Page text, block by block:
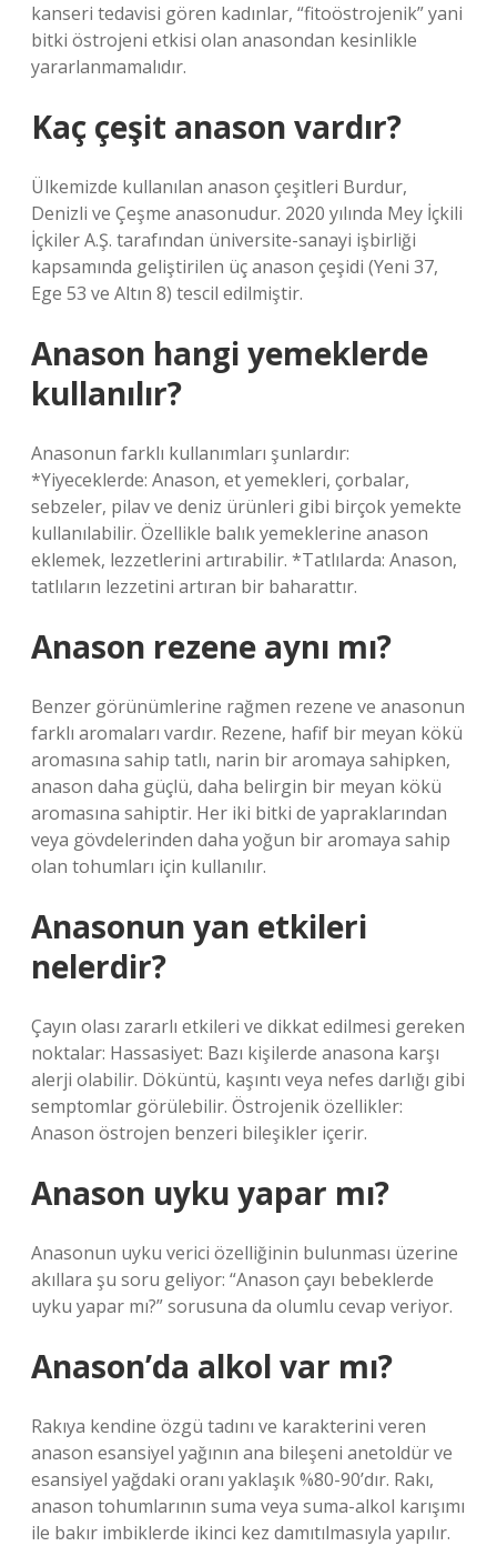
kanseri tedavisi gören kadınlar, “fitoöstrojenik” yani
bitki östrojeni etkisi olan anasondan kesinlikle
yararlanmamalıdır.
Kaç çeşit anason vardır?
Ülkemizde kullanılan anason çeşitleri Burdur,
Denizli ve Çeşme anasonudur. 2020 yılında Mey İçkili
İçkiler A.Ş. tarafından üniversite-sanayi işbirliği
kapsamında geliştirilen üç anason çeşidi (Yeni 37,
Ege 53 ve Altın 8) tescil edilmiştir.
Anason hangi yemeklerde
kullanılır?
Anasonun farklı kullanımları şunlardır:
*Yiyeceklerde: Anason, et yemekleri, çorbalar,
sebzeler, pilav ve deniz ürünleri gibi birçok yemekte
kullanılabilir. Özellikle balık yemeklerine anason
eklemek, lezzetlerini artırabilir. *Tatlılarda: Anason,
tatlıların lezzetini artıran bir baharattır.
Anason rezene aynı mı?
Benzer görünümlerine rağmen rezene ve anasonun
farklı aromaları vardır. Rezene, hafif bir meyan kökü
aromasına sahip tatlı, narin bir aromaya sahipken,
anason daha güçlü, daha belirgin bir meyan kökü
aromasına sahiptir. Her iki bitki de yapraklarından
veya gövdelerinden daha yoğun bir aromaya sahip
olan tohumları için kullanılır.
Anasonun yan etkileri
nelerdir?
Çayın olası zararlı etkileri ve dikkat edilmesi gereken
noktalar: Hassasiyet: Bazı kişilerde anasona karşı
alerji olabilir. Döküntü, kaşıntı veya nefes darlığı gibi
semptomlar görülebilir. Östrojenik özellikler:
Anason östrojen benzeri bileşikler içerir.
Anason uyku yapar mı?
Anasonun uyku verici özelliğinin bulunması üzerine
akıllara şu soru geliyor: “Anason çayı bebeklerde
uyku yapar mı?” sorusuna da olumlu cevap veriyor.
Anason’da alkol var mı?
Rakıya kendine özgü tadını ve karakterini veren
anason esansiyel yağının ana bileşeni anetoldür ve
esansiyel yağdaki oranı yaklaşık %80-90’dır. Rakı,
anason tohumlarının suma veya suma-alkol karışımı
ile bakır imbiklerde ikinci kez damıtılmasıyla yapılır.